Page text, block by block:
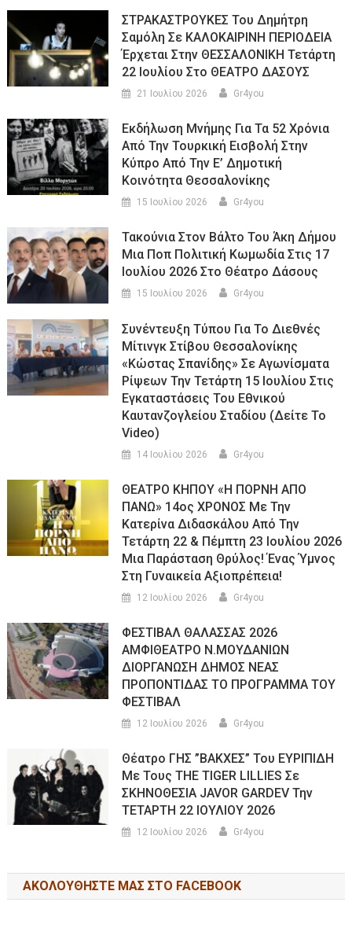
ΣΤΡΑΚΑΣΤΡΟΥΚΕΣ Του Δημήτρη
Σαμόλη Σε ΚΑΛΟΚΑΙΡΙΝΗ ΠΕΡΙΟΔΕΙΑ
Έρχεται Στην ΘΕΣΣΑΛΟΝΙΚΗ Τετάρτη
22 Ιουλίου Στο ΘΕΑΤΡΟ ΔΑΣΟΥΣ
21 Ιουλίου 2026 Gr4you
Εκδήλωση Μνήμης Για Τα 52 Χρόνια
Από Την Τουρκική Εισβολή Στην
Κύπρο Από Την Ε’ Δημοτική
Κοινότητα Θεσσαλονίκης
15 Ιουλίου 2026 Gr4you
Τακούνια Στον Βάλτο Του Άκη Δήμου
Μια Ποπ Πολιτική Κωμωδία Στις 17
Ιουλίου 2026 Στο Θέατρο Δάσους
15 Ιουλίου 2026 Gr4you
Συνέντευξη Τύπου Για Το Διεθνές
Μίτινγκ Στίβου Θεσσαλονίκης
«Κώστας Σπανίδης» Σε Αγωνίσματα
Ρίψεων Την Τετάρτη 15 Ιουλίου Στις
Εγκαταστάσεις Του Εθνικού
Καυτανζογλείου Σταδίου (Δείτε Το
Video)
14 Ιουλίου 2026 Gr4you
ΘΕΑΤΡΟ ΚΗΠΟΥ «Η ΠΟΡΝΗ ΑΠΟ
ΠΑΝΩ» 14ος ΧΡΟΝΟΣ Με Την
Κατερίνα Διδασκάλου Από Την
Τετάρτη 22 & Πέμπτη 23 Ιουλίου 2026
Μια Παράσταση Θρύλος! Ένας Ύμνος
Στη Γυναικεία Αξιοπρέπεια!
12 Ιουλίου 2026 Gr4you
ΦΕΣΤΙΒΑΛ ΘΑΛΑΣΣΑΣ 2026
ΑΜΦΙΘΕΑΤΡΟ Ν.ΜΟΥΔΑΝΙΩΝ
ΔΙΟΡΓΑΝΩΣΗ ΔΗΜΟΣ ΝΕΑΣ
ΠΡΟΠΟΝΤΙΔΑΣ ΤΟ ΠΡΟΓΡΑΜΜΑ ΤΟΥ
ΦΕΣΤΙΒΑΛ
12 Ιουλίου 2026 Gr4you
Θέατρο ΓΗΣ ”ΒΑΚΧΕΣ” Του ΕΥΡΙΠΙΔΗ
Με Τους THE TIGER LILLIES Σε
ΣΚΗΝΟΘΕΣΙΑ JAVOR GARDEV Την
ΤΕΤΑΡΤΗ 22 ΙΟΥΛΙΟΥ 2026
12 Ιουλίου 2026 Gr4you
ΑΚΟΛΟΥΘΉΣΤΕ ΜΑΣ ΣΤΟ FACEBOOK